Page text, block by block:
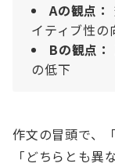
Aの観点：
イティブ性の
Bの観点：
の低下
作文の冒頭で、
「どちらとも異